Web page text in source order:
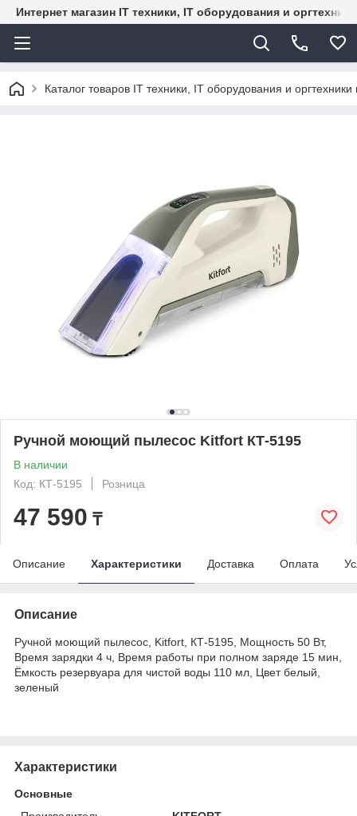
Интернет магазин IT техники, IT оборудования и
Каталог товаров IT техники, IT оборудования и
Ручной моющий пылесос Kitfort КТ-5195
В наличии
Код: КТ-5195
Розница
47 590 ₸
Описание Характеристики Доставка Оплата
Описание
Ручной моющий пылесос, Kitfort, КТ-5195, Мощность 50 Вт,
Время зарядки 4 ч, Время работы при полном заряде 15 мин,
Ёмкость резервуара для чистой воды 110 мл, Цвет белый,
зеленый
Характеристики
Основные